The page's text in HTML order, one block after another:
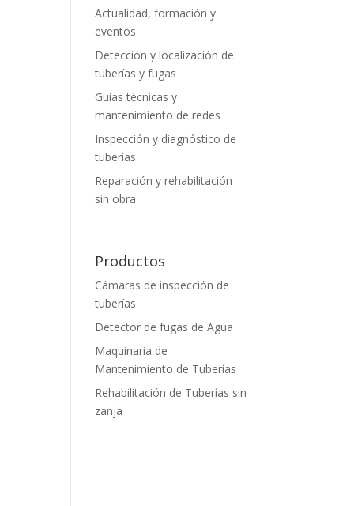
Actualidad, formación y
eventos
Detección y localización de
tuberías y fugas
Guías técnicas y
mantenimiento de redes
Inspección y diagnóstico de
tuberías
Reparación y rehabilitación
sin obra
Productos
Cámaras de inspección de
tuberías
Detector de fugas de Agua
Maquinaria de
Mantenimiento de Tuberías
Rehabilitación de Tuberías sin
zanja